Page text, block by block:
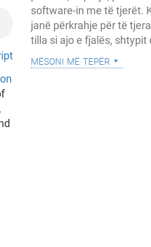
software-in me të tjerët.
janë përkrahje për të
tilla si ajo e fjalës, shtypit
mësoni më tepër